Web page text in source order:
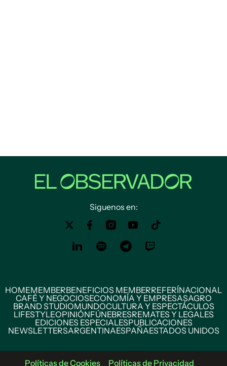
Siguenos en:
HOMEMEMBERBENEFICIOS MEMBERREFERÍNACIONAL
CAFÉ Y NEGOCIOSECONOMÍA Y EMPRESASAGRO
BRAND STUDIOMUNDOCULTURA Y ESPECTÁCULOS
LIFESTYLEOPINIÓNFÚNEBRESREMATES Y LEGALES
EDICIONES ESPECIALESPUBLICACIONES
NEWSLETTERSARGENTINAESPAÑAESTADOS UNIDOS
Políticas de Cookies Políticas de Privacidad